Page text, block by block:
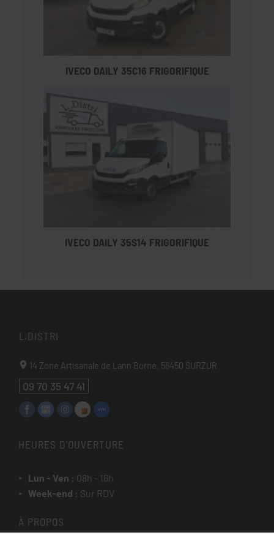
IVECO DAILY 35C16 FRIGORIFIQUE
IVECO DAILY 35S14 FRIGORIFIQUE
L.DISTRI
14 Zone Artisanale de Lann Borne, 56450 SURZUR
09 70 35 47 41
HEURES D'OUVERTURE
Lun - Ven : 08h - 16h
Week-end : Sur RDV
À PROPOS